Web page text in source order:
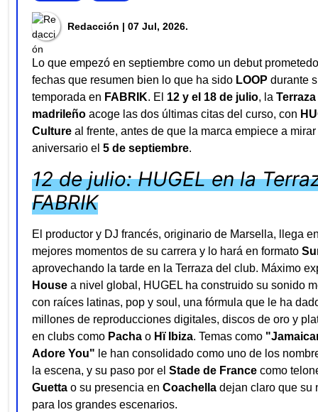
Redacción | 07 Jul, 2026.
Lo que empezó en septiembre como un debut
fechas que resumen bien lo que ha sido LOOP durante
temporada en FABRIK. El 12 y el 18 de julio, la
madrileño acoge las dos últimas citas del curso, con
Culture al frente, antes de que la marca empiece a
aniversario el 5 de septiembre.
12 de julio: HUGEL en la
FABRIK
El productor y DJ francés, originario de Marsella, llega
mejores momentos de su carrera y lo hará en formato
aprovechando la tarde en la Terraza del club. Máximo
House a nivel global, HUGEL ha construido su sonido
con raíces latinas, pop y soul, una fórmula que le ha
millones de reproducciones digitales, discos de oro y
en clubs como Pacha o Hï Ibiza. Temas como
Adore You" le han consolidado como uno de los
la escena, y su paso por el Stade de France como
Guetta o su presencia en Coachella dejan claro que su
para los grandes escenarios.